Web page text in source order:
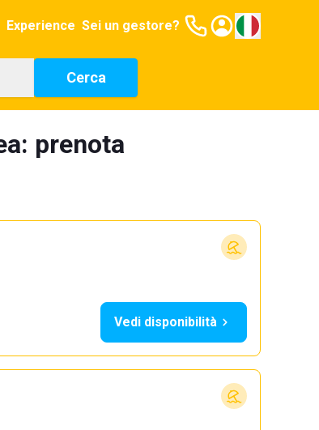
Experience Sei un gestore?
Cerca
prenota
Vedi disponibilità